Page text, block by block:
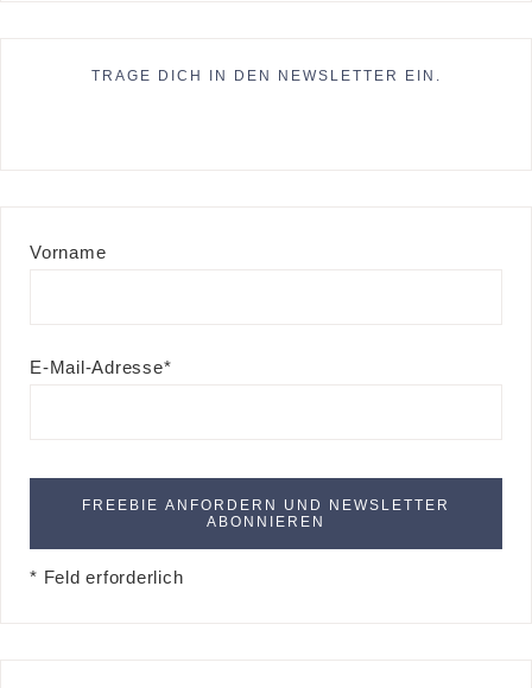
TRAGE DICH IN DEN NEWSLETTER EIN.
Vorname
E-Mail-Adresse*
* Feld erforderlich